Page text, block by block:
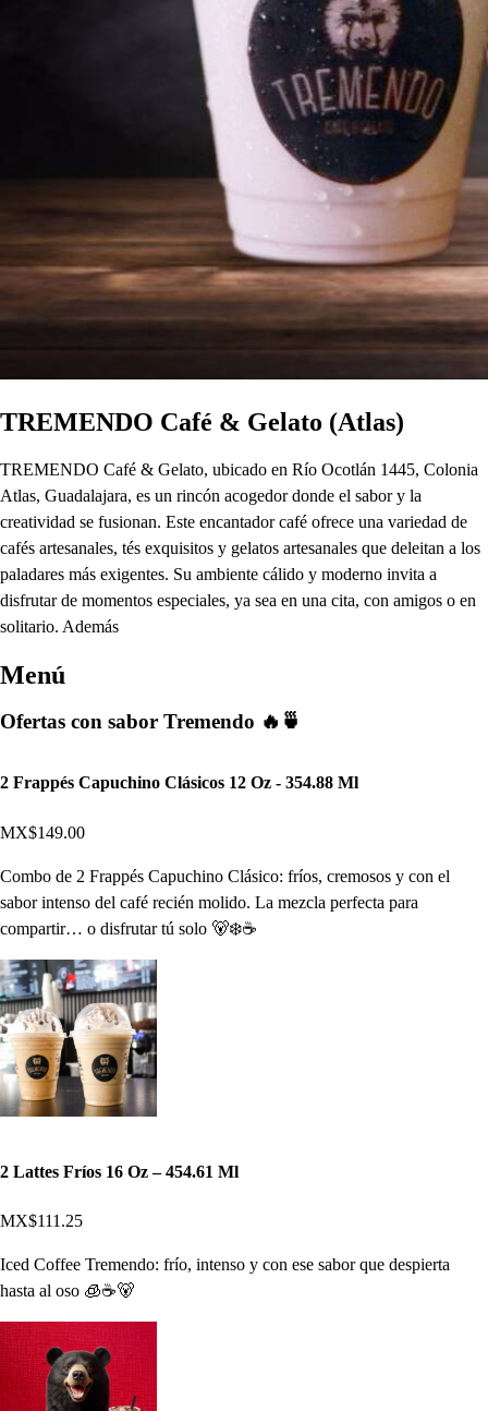
TREMENDO Café & Gelato (Atlas)
TREMENDO Café & Gelato, ubicado en Río Ocotlán 1445, Colonia
Atlas, Guadalajara, es un rincón acogedor donde el sabor y la
creatividad se fusionan. Este encantador café ofrece una variedad de
cafés artesanales, tés exquisitos y gelatos artesanales que deleitan a los
paladares más exigentes. Su ambiente cálido y moderno invita a
disfrutar de momentos especiales, ya sea en una cita, con amigos o en
solitario. Además
Menú
Ofertas con sabor Tremendo 🔥🍵
2 Frappés Capuchino Clásicos 12 Oz - 354.88 Ml
MX$149.00
Combo de 2 Frappés Capuchino Clásico: fríos, cremosos y con el
sabor intenso del café recién molido. La mezcla perfecta para
compartir… o disfrutar tú solo 🐻❄️☕
2 Lattes Fríos 16 Oz – 454.61 Ml
MX$111.25
Iced Coffee Tremendo: frío, intenso y con ese sabor que despierta
hasta al oso 🧊☕🐻